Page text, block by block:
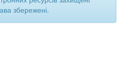
збережені.